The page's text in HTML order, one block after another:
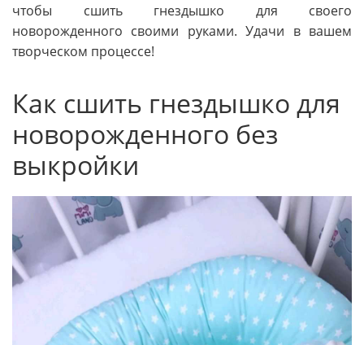
чтобы сшить гнездышко для своего
новорожденного своими руками. Удачи в вашем
творческом процессе!
Как сшить гнездышко для
новорожденного без
выкройки